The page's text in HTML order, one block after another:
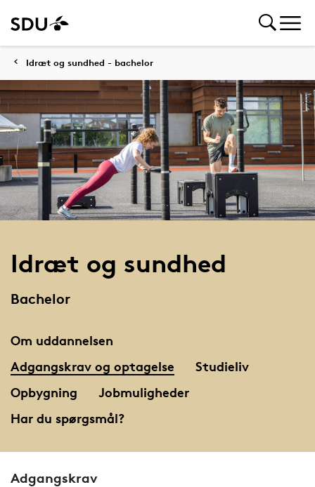
Idræt og sundhed - bachelor
Idræt og sundhed
Bachelor
Om uddannelsen
Adgangskrav og optagelse
Studieliv
Opbygning
Jobmuligheder
Har du spørgsmål?
Adgangskrav